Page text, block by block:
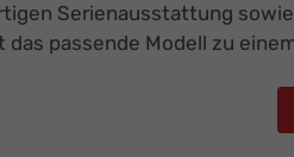
Serienausstattung
passende Modell zu